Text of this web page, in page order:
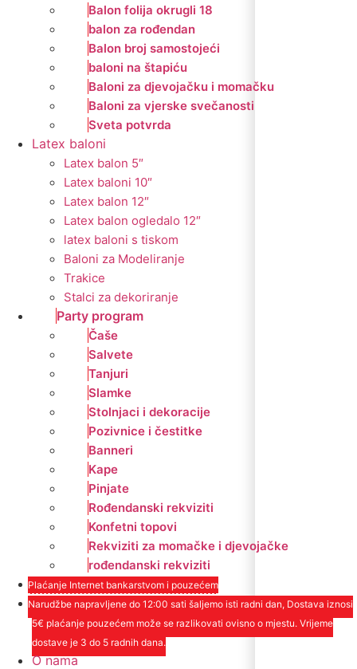
Balon folija okrugli 18
balon za rođendan
Balon broj samostojeći
baloni na štapiću
Baloni za djevojačku i momačku
Baloni za vjerske svečanosti
Sveta potvrda
Latex baloni
Latex balon 5″
Latex baloni 10″
Latex balon 12″
Latex balon ogledalo 12″
latex baloni s tiskom
Baloni za Modeliranje
Trakice
Stalci za dekoriranje
Party program
Čaše
Salvete
Tanjuri
Slamke
Stolnjaci i dekoracije
Pozivnice i čestitke
Banneri
Kape
Pinjate
Rođendanski rekviziti
Konfetni topovi
Rekviziti za momačke i djevojačke
rođendanski rekviziti
Plaćanje Internet bankarstvom i pouzećem
Narudžbe napravljene do 12:00 sati šaljemo isti radni dan, Dostava iznosi
5€ plaćanje pouzećem može se razlikovati ovisno o mjestu. Vrijeme
dostave je 3 do 5 radnih dana.
O nama